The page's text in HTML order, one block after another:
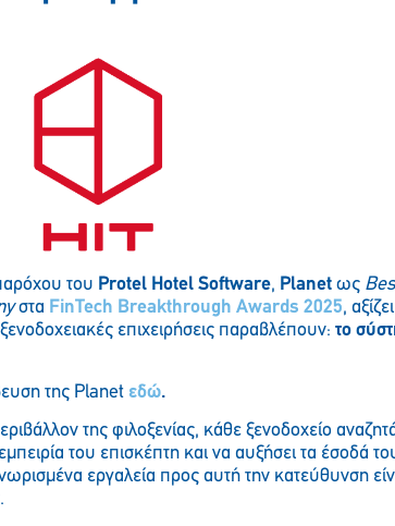
του Protel Hotel Software, Planet ως
στα FinTech Breakthrough Awards 2025,
επιχειρήσεις παραβλέπουν: το
της Planet εδώ.
της φιλοξενίας, κάθε ξενοδοχείο
του επισκέπτη και να αυξήσει τα έσοδά
εργαλεία προς αυτή την κατεύθυνση